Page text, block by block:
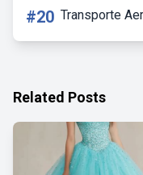
#20 Transporte
Related Posts